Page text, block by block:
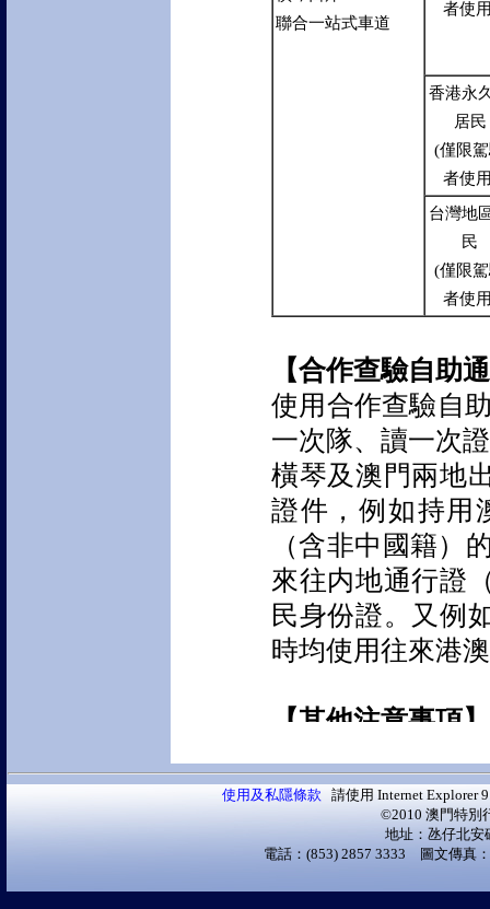
使用及私隱條款 請使用 Internet Explorer
©2010 澳門特別
地址：氹仔北安
電話：(853) 2857 3333 圖文傳真